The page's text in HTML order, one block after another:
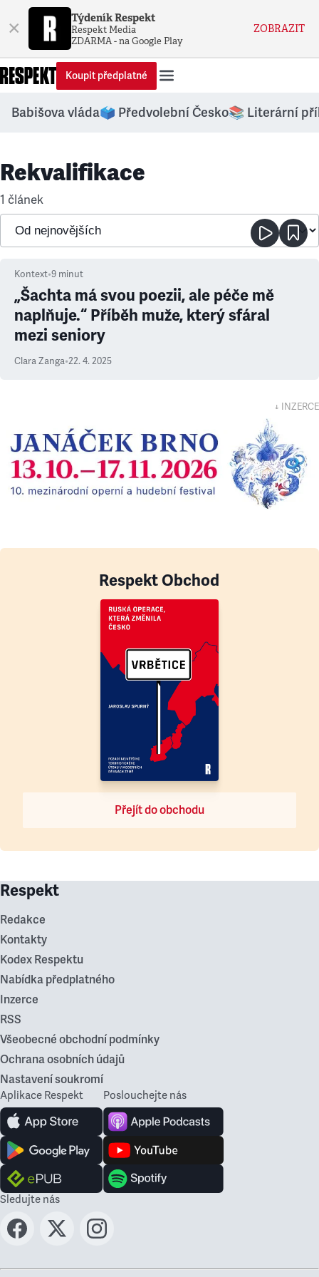
× Týdeník Respekt
Respekt Media
ZDARMA - na Google Play
ZOBRAZIT
Koupit předplatné
Babišova vláda🗳️ Předvolební Česko📚 Literární
Rekvalifikace
1 článek
Kontext•9 minut
„Šachta má svou poezii, ale péče mě
naplňuje.“ Příběh muže, který sfáral
mezi seniory
Clara Zanga•22. 4. 2025
↓ INZERCE
Respekt Obchod
Přejít do obchodu
Respekt
Redakce
Kontakty
Kodex Respektu
Nabídka předplatného
Inzerce
RSS
Všeobecné obchodní podmínky
Ochrana osobních údajů
Nastavení soukromí
Aplikace Respekt Poslouchejte nás
Sledujte nás